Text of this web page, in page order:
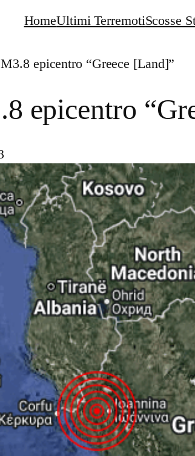
HomeUltimi TerremotiScosse
epicentro “Greece [Land]”
epicentro